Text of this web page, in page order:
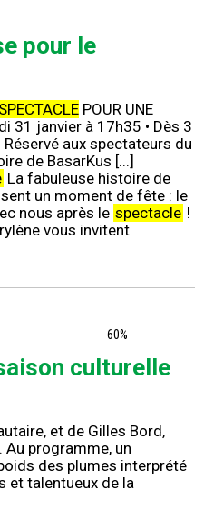
pour le
SPECTACLE POUR UNE
31 janvier à 17h35 • Dès 3
Réservé aux spectateurs du
de BasarKus [...]
La fabuleuse histoire de
un moment de fête : le
nous après le spectacle !
vous invitent
60%
culturelle
et de Gilles Bord,
programme, un
des plumes interprété
et talentueux de la